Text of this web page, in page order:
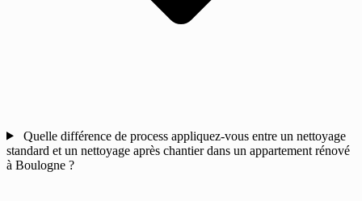
Quelle différence de process appliquez-vous entre un nettoyage
standard et un nettoyage après chantier dans un appartement rénové
à Boulogne ?